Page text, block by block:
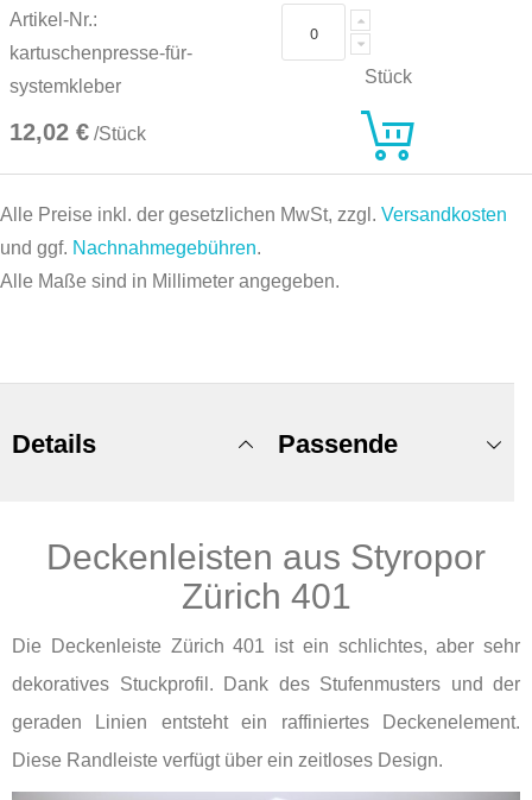
Artikel-Nr.:
kartuschenpresse-für-
systemkleber
12,02 € /Stück
Stück
Alle Preise inkl. der gesetzlichen MwSt, zzgl. Versandkosten
und ggf. Nachnahmegebühren.
Alle Maße sind in Millimeter angegeben.
Details
Deckenleisten aus Styropor
Zürich 401
Die Deckenleiste Zürich 401 ist ein schlichtes, aber sehr
dekoratives Stuckprofil. Dank des Stufenmusters und der
geraden Linien entsteht ein raffiniertes Deckenelement.
Diese Randleiste verfügt über ein zeitloses Design.
Passende
Produkte